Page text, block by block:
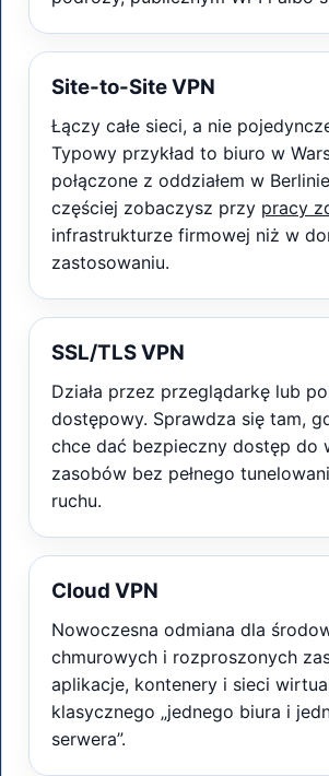
Site-to-Site VPN
Łączy całe sieci, a nie
Typowy przykład to biuro w
połączone z oddziałem w
częściej zobaczysz przy pracy
infrastrukturze firmowej niż w
zastosowaniu.
SSL/TLS VPN
Działa przez przeglądarkę lub
dostępowy. Sprawdza się tam,
chce dać bezpieczny dostęp do
zasobów bez pełnego
ruchu.
Cloud VPN
Nowoczesna odmiana dla
chmurowych i rozproszonych
aplikacje, kontenery i sieci
klasycznego „jednego biura i
serwera”.